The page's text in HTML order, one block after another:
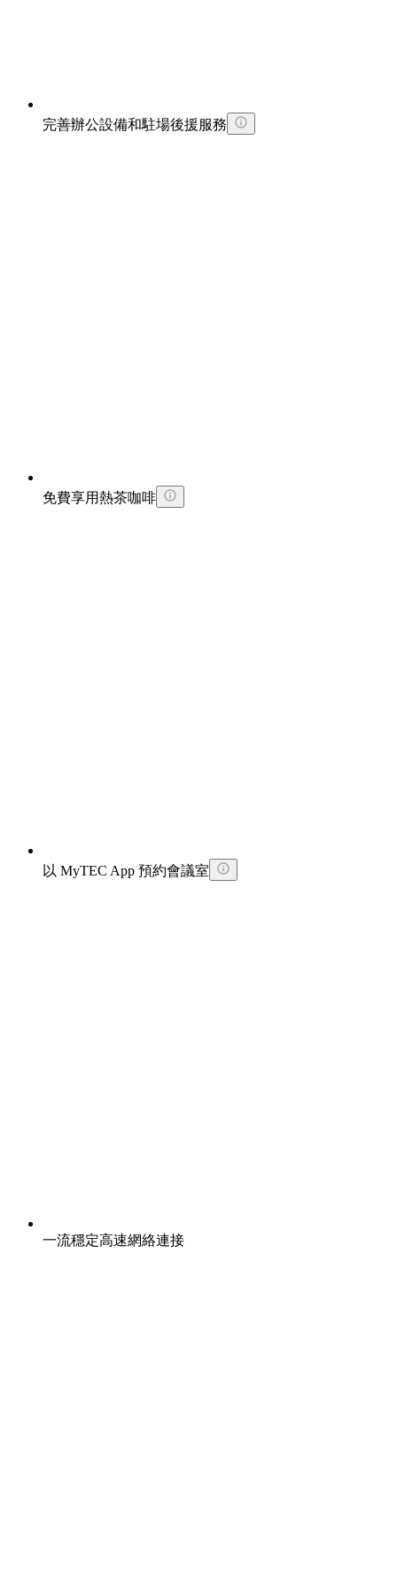
完善辦公設備和駐場後援服務
免費享用熱茶咖啡
以 MyTEC App 預約會議室
一流穩定高速網絡連接